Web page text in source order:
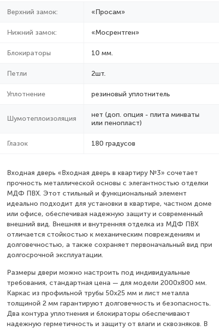
Верхний замок: «Просам»
Нижний замок: «Мосрентген»
Блокираторы 10 мм.
Петли 2шт.
Уплотнение резиновый уплотнитель
Шумотеплоизоляция
нет (доп. опция - плита минваты
или пенопласт)
Глазок 180 градусов
Входная дверь «Входная дверь в квартиру №3» сочетает
прочность металлической основы с элегантностью отделки
МДФ ПВХ. Этот стильный и функциональный элемент
идеально подходит для установки в квартире, частном доме
или офисе, обеспечивая надежную защиту и современный
внешний вид. Внешняя и внутренняя отделка из МДФ ПВХ
отличается стойкостью к механическим повреждениям и
долговечностью, а также сохраняет первоначальный вид при
долгосрочной эксплуатации.
Размеры двери можно настроить под индивидуальные
требования, стандартная цена — для модели 2000x800 мм.
Каркас из профильной трубы 50х25 мм и лист металла
толщиной 2 мм гарантируют долговечность и безопасность.
Два контура уплотнения и блокираторы обеспечивают
надежную герметичность и защиту от влаги и сквозняков. В